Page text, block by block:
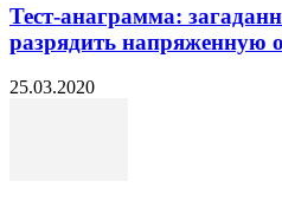
Тест-анаграмма:
разрядить напряженную
25.03.2020